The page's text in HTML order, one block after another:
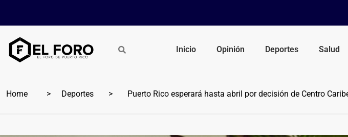
Inicio Opinión Deportes Salud
Home Deportes Puerto Rico esperará hasta abril por decisión de Centro